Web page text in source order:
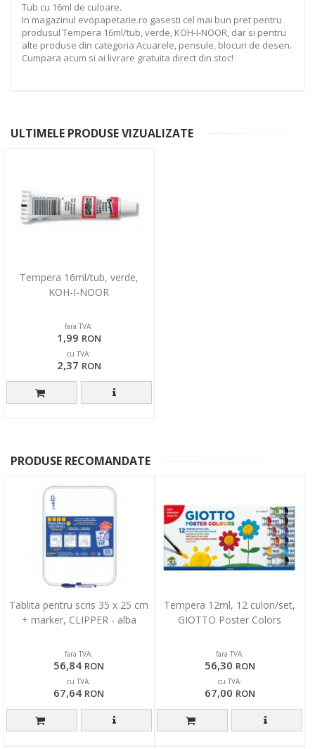
Tub cu 16ml de culoare.
In magazinul evopapetarie.ro gasesti cel mai bun pret pentru
produsul Tempera 16ml/tub, verde, KOH-I-NOOR, dar si pentru
alte produse din categoria Acuarele, pensule, blocuri de desen.
Cumpara acum si ai livrare gratuita direct din stoc!
ULTIMELE PRODUSE VIZUALIZATE
Tempera 16ml/tub, verde,
KOH-I-NOOR
fara TVA:
1,99 RON
cu TVA:
2,37 RON
PRODUSE RECOMANDATE
Tablita pentru scris 35 x 25 cm
+ marker, CLIPPER - alba
fara TVA:
56,84 RON
cu TVA:
67,64 RON
Tempera 12ml, 12 culori/set,
GIOTTO Poster Colors
fara TVA:
56,30 RON
cu TVA:
67,00 RON